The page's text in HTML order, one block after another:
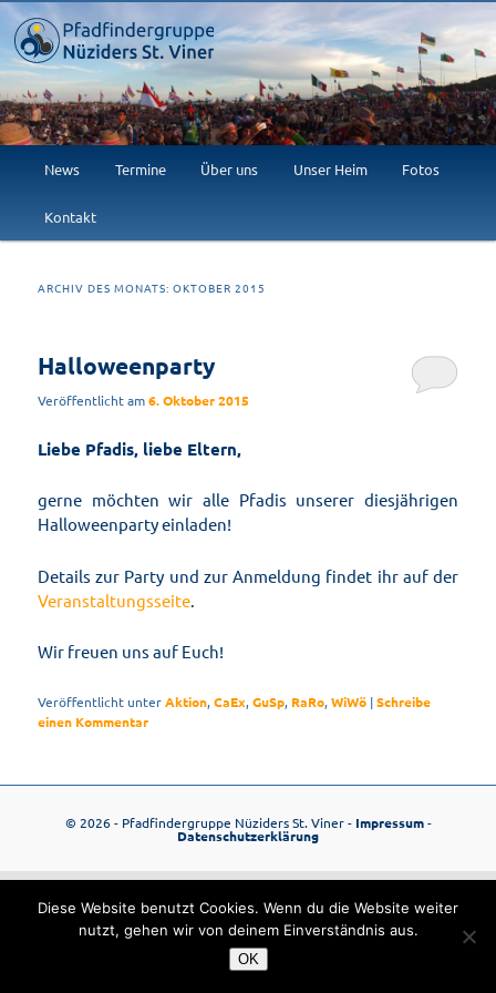
Pfadfindergruppe Nüziders St.
Viner
Willkommen im Abenteuer!
Zum
primären
Inhalt
Zum
sekundären
Inhalt
News Termine Über uns Unser Heim Fotos
Kontakt
ARCHIV DES MONATS:OKTOBER 2015
Halloweenparty
Veröffentlicht am6. Oktober 2015
Liebe Pfadis, liebe Eltern,
gerne möchten wir alle Pfadis unserer diesjährigen
Halloweenparty einladen!
Details zur Party und zur Anmeldung findet ihr auf der
Veranstaltungsseite.
Wir freuen uns auf Euch!
Veröffentlicht unterAktion,CaEx,GuSp, RaRo,WiWö |Schreibe
einen Kommentar
© 2026 - Pfadfindergruppe Nüziders St. Viner - Impressum-
Datenschutzerklärung
Diese Website benutzt Cookies. Wenn du die Website weiter
nutzt, gehen wir von deinem Einverständnis aus.
OK